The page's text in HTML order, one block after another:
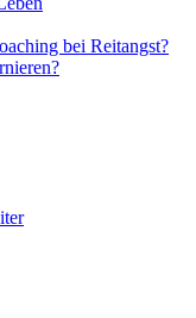
bei Reitangst?